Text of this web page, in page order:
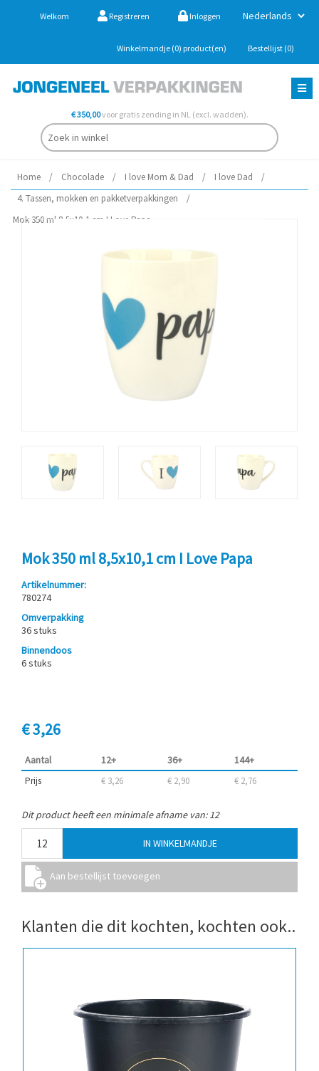
Welkom Registreren Inloggen
Winkelmandje (0) product(en) Bestellijst (0)
€ 350,00voor gratis zending in NL (excl. wadden).
Home / Chocolade / I love Mom & Dad / I love Dad
/
4. Tassen, mokken en pakketverpakkingen
/
Mok 350 ml 8,5x10,1 cm I Love Papa
Mok 350 ml 8,5x10,1 cm I Love Papa
Artikelnummer:
780274
Omverpakking
36 stuks
Binnendoos
6 stuks
€ 3,26
Aantal 12+ 36+ 144+
Prijs € 3,26 € 2,90 € 2,76
Dit product heeft een minimale afname van: 12
Klanten die dit kochten, kochten ook..